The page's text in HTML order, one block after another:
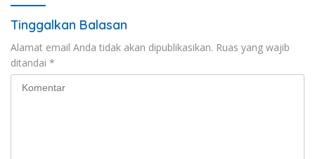
Tinggalkan Balasan
Alamat email Anda tidak akan dipublikasikan. Ruas yang wajib
ditandai *